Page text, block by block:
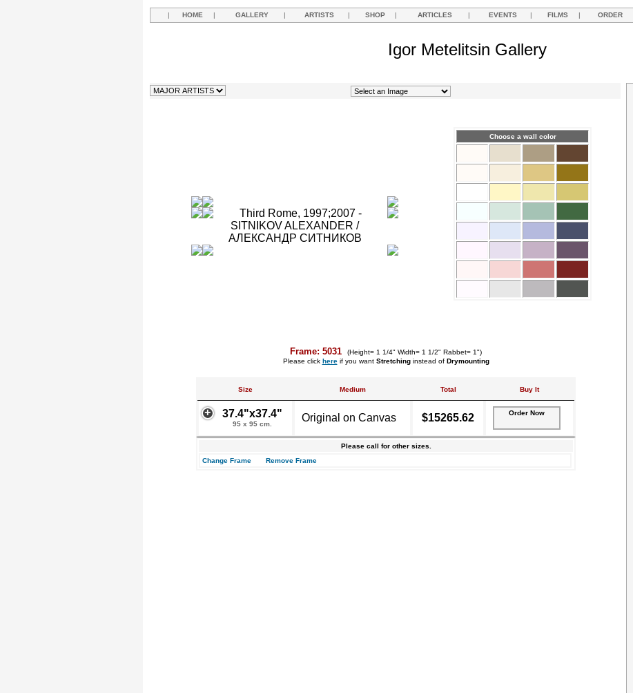
| HOME | GALLERY | ARTISTS | SHOP | ARTICLES | EVENTS | FILMS | ORDER
Igor Metelitsin Gallery
Choose a wall color
Frame: 5031
(Height= 1 1/4" Width= 1 1/2" Rabbet= 1")
Please click hereif you want Stretchinginstead of Drymounting
Size Medium Total Buy It
37.4"x37.4"
95 x 95 cm.
Original on Canvas $15265.62 Order Now
Please call for other sizes.
Change Frame
Remove Frame